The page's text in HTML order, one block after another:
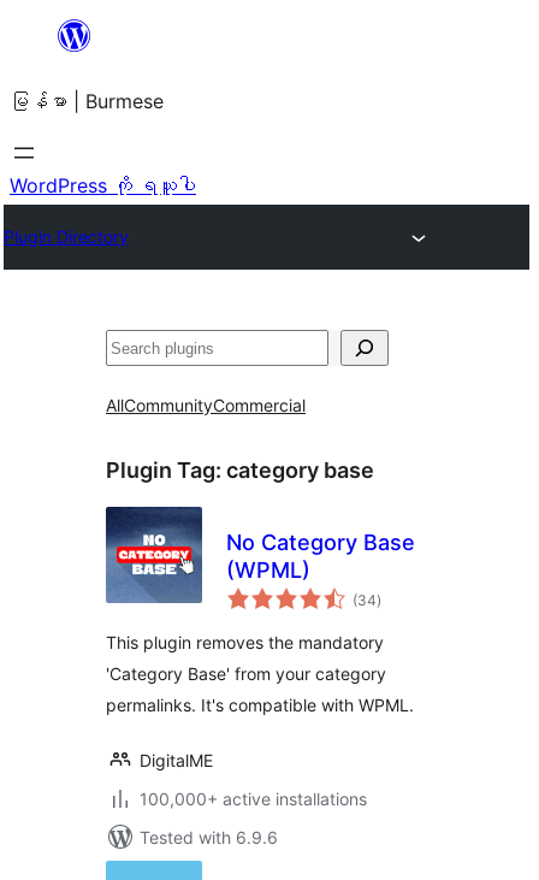
အကြောင်းအရာ
ကျော်သွား
ရန်
မြန်မာ | Burmese
WordPress ကို ရယူပါ
Plugin Directory
ရှာ
AllCommunityCommercial
Plugin Tag: category base
No Category Base
(WPML)
(34total
ratings
)
This plugin removes the mandatory
'Category Base' from your category
permalinks. It's compatible with WPML.
DigitalME
100,000+ active installations
Tested with 6.9.6